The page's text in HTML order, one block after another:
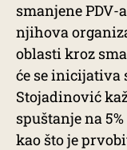
smanjene
njihova
oblasti kroz
će se inicijativa
Stojadinović
spuštanje na
kao što je